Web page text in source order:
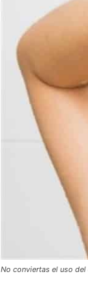
No conviertas el uso